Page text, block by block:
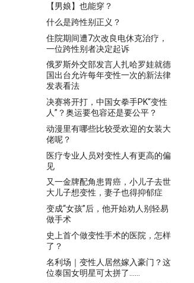
【男娘】也能穿？
什么是跨性别正义？
住院期间遭7次改良电休克治疗，
一位跨性别者决定起诉
俄罗斯外交部发言人扎哈罗娃就德
国出台允许每年变性一次的新法律
发表看法
决赛将开打，中国女拳手PK“变性
人”？奥运要包容还是要公平？
动漫里有哪些比较受欢迎的女装大
佬呢？
医疗专业人员对变性人有更高的偏
见
又一金牌配角患胃癌，小儿子去世
大儿子想变性，妻子也得抑郁症
变成“女孩”后，他开始劝人别轻易
做手术
史上首个做变性手术的医院，怎样
了？
名利场｜变性人居然嫁入豪门？这
位泰国女明星可太拼了……